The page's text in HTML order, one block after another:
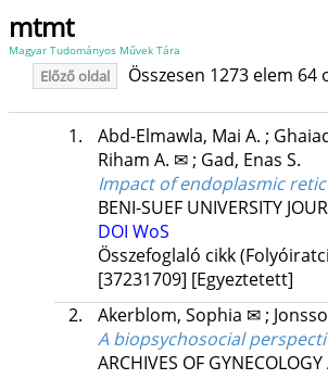
mtmt
Magyar Tudományos Művek Tára
Előző oldal Összesen 1273 elem
1. Abd-Elmawla, Mai A. ;
Riham A. ✉; Gad, Enas S.
Impact of endoplasmic
BENI-SUEF UNIVERSITY
DOI WoS
Összefoglaló cikk
[37231709] [Egyeztetett]
2.
Akerblom, Sophia ✉;
A biopsychosocial
ARCHIVES OF